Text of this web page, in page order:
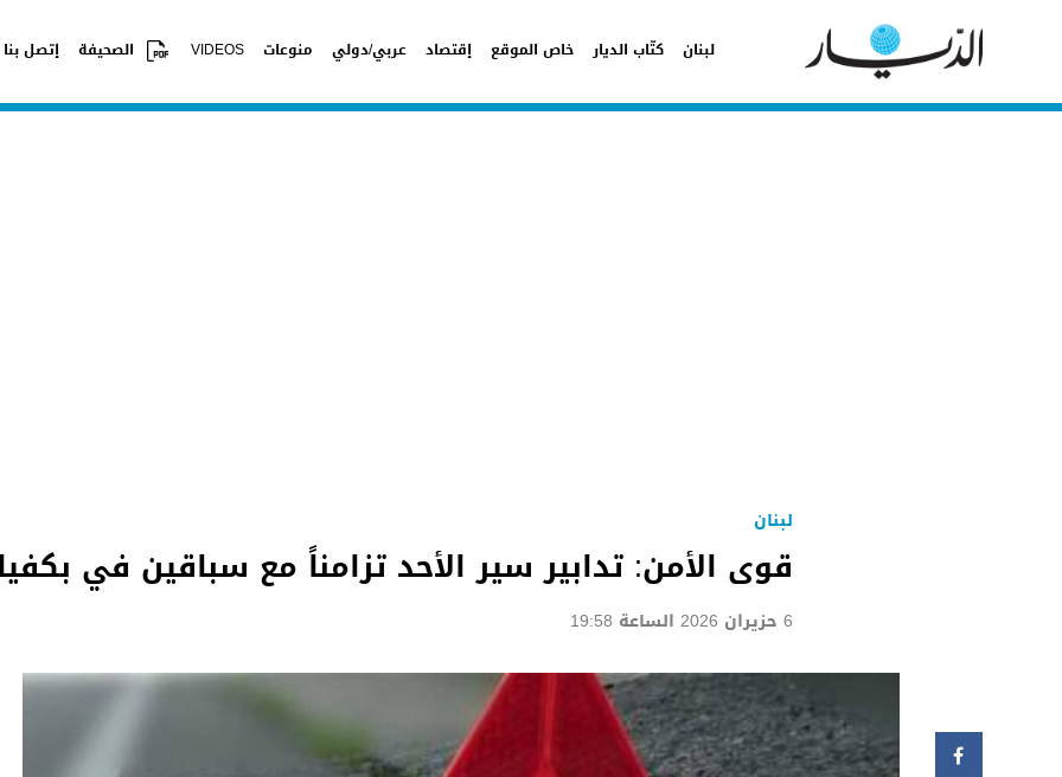
لبنان كتّاب الديار خاص الموقع إقتصاد عربي/دولي منوعات VIDEOS الصحيفة إتصل بنا
لبنان
قوى الأمن: تدابير سير الأحد تزامناً مع سباقين في
6 حزيران 2026 الساعة 19:58